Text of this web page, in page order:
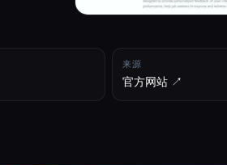
来源
官方网站 ↗︎